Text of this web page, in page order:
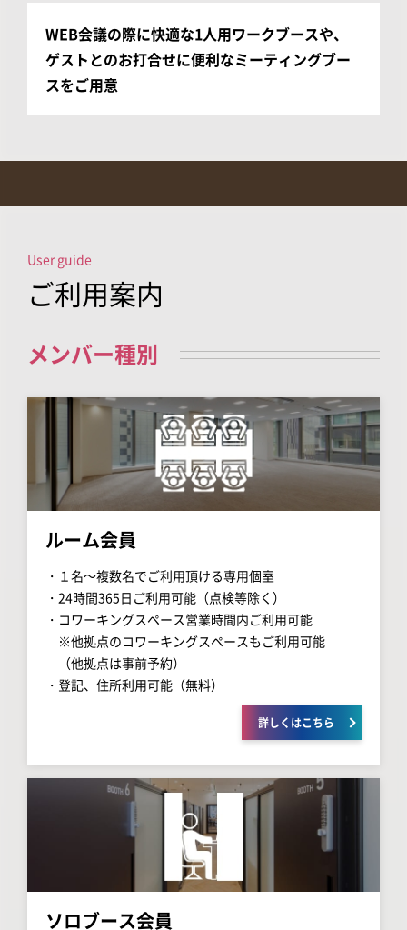
WEB会議の際に快適な1人用ワークブースや、
ゲストとのお打合せに便利なミーティングブー
スをご用意
User guide
ご利用案内
メンバー種別
ルーム会員
・１名～複数名でご利用頂ける専用個室
・24時間365日ご利用可能（点検等除く）
・コワーキングスペース営業時間内ご利用可能
※他拠点のコワーキングスペースもご利用可能
（他拠点は事前予約）
・登記、住所利用可能（無料）
詳しくはこちら
ソロブース会員